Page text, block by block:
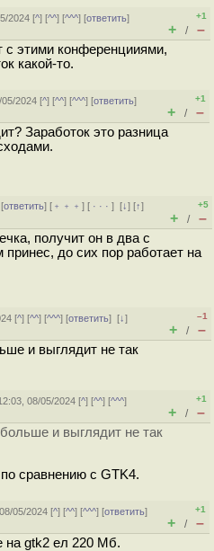
2024 [^] [^^] [^^^] [ответить]
+1
+ / –
этими конференцииями,
какой-то.
2024 [^] [^^] [^^^] [ответить]
+1
+ / –
Заработок это разница
ответить] [ ﹢﹢﹢] [ · · ·][↓] [↑]
+5
+ / –
получит он в два с
до сих пор работает на
[^] [^^] [^^^] [ответить][↓]
–1
+ / –
и выглядит не так
08/05/2024 [^] [^^] [^^^]
+1
+ / –
и выглядит не так
сравнению с GTK4.
05/2024 [^] [^^] [^^^] [ответить]
+1
+ / –
на gtk2 ел 220 Мб.